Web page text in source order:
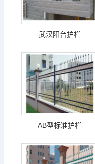
武汉阳台护栏
AB型标准护栏